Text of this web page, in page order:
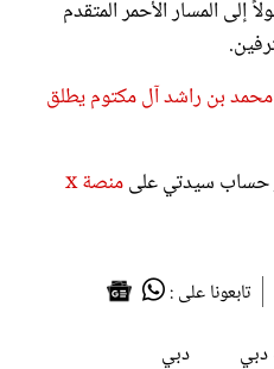
إلى المسار الأحمر المتقدم
بن راشد آل مكتوم يطلق
حساب سيدتي علىمنصة x
تابعونا على :
دبي
دبي